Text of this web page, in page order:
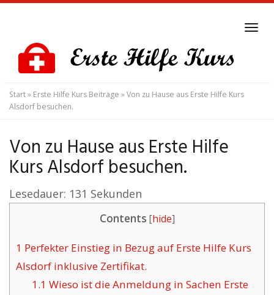
content
Start» Erste Hilfe Kurs Beiträge »Von zu Hause aus Erste Hilfe Kurs
Alsdorf besuchen.
Von zu Hause aus Erste Hilfe
Kurs Alsdorf besuchen.
Lesedauer: 131 Sekunden
Contents [hide]
1 Perfekter Einstieg in Bezug auf Erste Hilfe Kurs
Alsdorf inklusive Zertifikat.
1.1 Wieso ist die Anmeldung in Sachen Erste